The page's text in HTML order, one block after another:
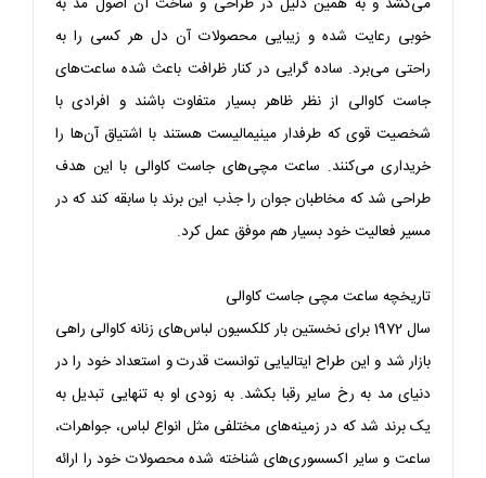
خوبی رعایت شده و زیبایی محصولات آن دل هر کسی را به
راحتی می‌برد. ساده گرایی در کنار ظرافت باعث شده ساعت‌های
جاست کاوالی از نظر ظاهر بسیار متفاوت باشند و افرادی با
شخصیت قوی که طرفدار مینیمالیست هستند با اشتیاق آن‌ها را
خریداری می‌کنند. ساعت مچی‌های جاست کاوالی با این هدف
طراحی شد که مخاطبان جوان را جذب این برند با سابقه کند که در
مسیر فعالیت خود بسیار هم موفق عمل کرد.
تاریخچه ساعت مچی جاست کاوالی
سال 1972 برای نخستین بار کلکسیون لباس‌های زنانه کاوالی راهی
بازار شد و این طراح ایتالیایی توانست قدرت و استعداد خود را در
دنیای مد به رخ سایر رقبا بکشد. به زودی او به تنهایی تبدیل به
یک برند شد که در زمینه‌های مختلفی مثل انواع لباس، جواهرات،
ساعت و سایر اکسسوری‌های شناخته شده محصولات خود را ارائه